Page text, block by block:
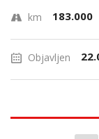
km 183.000
Objavljen